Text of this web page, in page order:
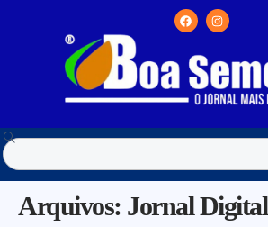
Arquivos: Jornal Digital